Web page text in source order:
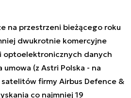
na przestrzeni bieżącego roku
dwukrotnie komercyjne
optoelektronicznych danych
umowa (z Astri Polska - na
firmy Airbus Defence &
co najmniej 19